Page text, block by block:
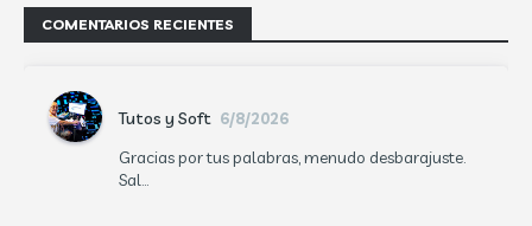
COMENTARIOS RECIENTES
Tutos y Soft 6/8/2026
Gracias por tus palabras, menudo desbarajuste.
Sal...